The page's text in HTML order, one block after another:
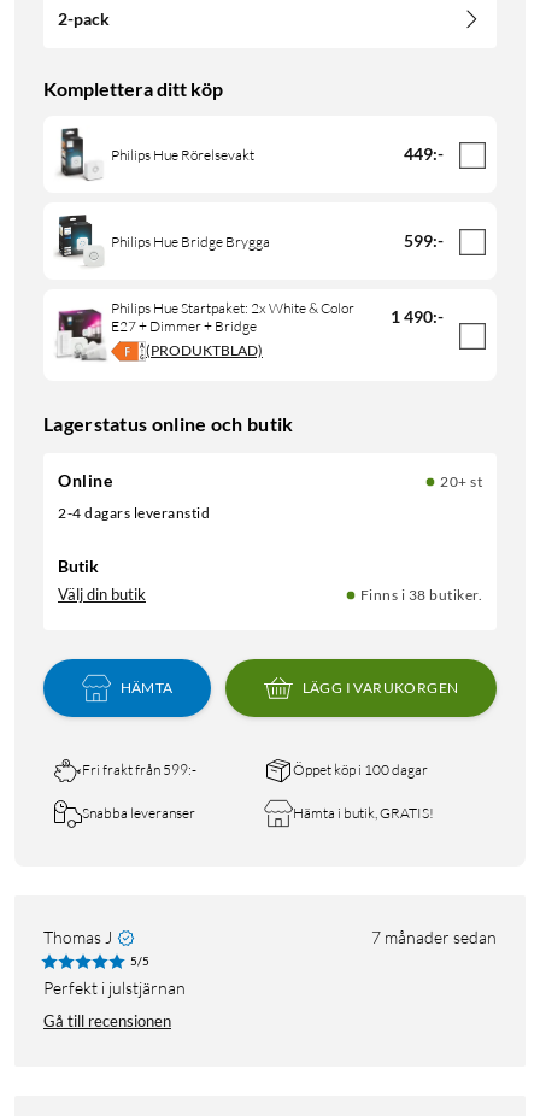
2-pack
Komplettera ditt köp
Philips Hue Rörelsevakt 449:-
Philips Hue Bridge Brygga 599:-
Philips Hue Startpaket: 2x White & Color
E27 + Dimmer + Bridge
1 490:-
(PRODUKTBLAD)
Lagerstatus online och butik
Online
20+ st
2-4 dagars leveranstid
Butik
Välj din butik Finns i 38 butiker.
HÄMTA LÄGG I VARUKORGEN
Fri frakt från 599:- Öppet köp i 100 dagar
Snabba leveranser Hämta i butik, GRATIS!
Thomas J 7 månader sedan
5/5
Perfekt i julstjärnan
Gå till recensionen